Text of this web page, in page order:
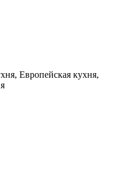
Европейская кухня,